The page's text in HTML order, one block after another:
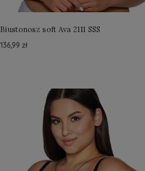
Biustonosz soft Ava 2111 SSS
136,99 zł